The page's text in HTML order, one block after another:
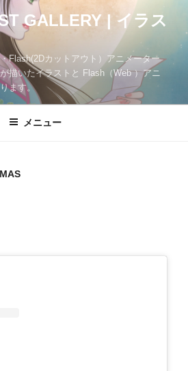
GALLERY | イラス
Flash(2Dカットアウト）アニメーター
描いたイラストと Flash（Web ）アニ
ます。
メニュー